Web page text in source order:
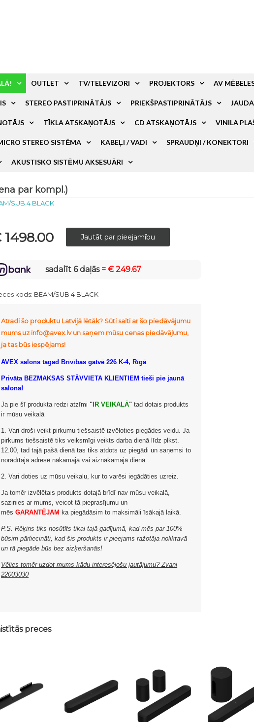
OUTLET TV/TELEVIZORI PROJEKTORS AV
STEREO PASTIPRINĀTĀJS PRIEKŠPASTIPRINĀTĀJS
TĪKLA ATSKAŅOTĀJS CD ATSKAŅOTĀJS VINILA
STEREO SISTĒMA KABEĻI / VADI SPRAUDŅI / KONEKTORI
AKUSTISKO SISTĒMU AKSESUĀRI
par kompl.)
SUB 4 BLACK
sadalīt 6 daļās =€ 249.67
kods: BEAM/SUB 4 BLACK
Atradi šo produktu Latvijā lētāk? Sūti saiti ar šo piedāvājumu
mums uz info@avex.lv un saņem mūsu cenas piedāvājumu,
ja tas būs iespējams!
AVEX salons tagad Brīvības gatvē 226 K-4, Rīgā
Privāta BEZMAKSAS STĀVVIETA KLIENTIEM tieši pie jaunā
salona!
Ja pie šī produkta redzi atzīmi " IR VEIKALĀ" tad dotais produkts
ir mūsu veikalā
1. Vari droši veikt pirkumu tiešsaistē izvēloties piegādes veidu. Ja
pirkums tiešsaistē tiks veiksmīgi veikts darba dienā līdz plkst.
12.00, tad tajā pašā dienā tas tiks atdots uz piegādi un saņemsi to
norādītajā adresē nākamajā vai aiznākamajā dienā
2. Vari doties uz mūsu veikalu, kur to varēsi iegādāties uzreiz.
Ja tomēr izvēlētais produkts dotajā brīdī nav mūsu veikalā,
sazinies ar mums, veicot tā pieprasījumu un
mēsGARANTĒJAM ka piegādāsim to maksimāli īsākajā laikā.
P.S. Rēķins tiks nosūtīts tikai tajā gadījumā, kad mēs par 100%
būsim pārliecināti, kad šis produkts ir pieejams ražotāja noliktavā
un tā piegāde būs bez aizķeršanās!
Vēlies tomēr uzdot mums kādu interesējošu jautājumu? Zvani
22003030
preces